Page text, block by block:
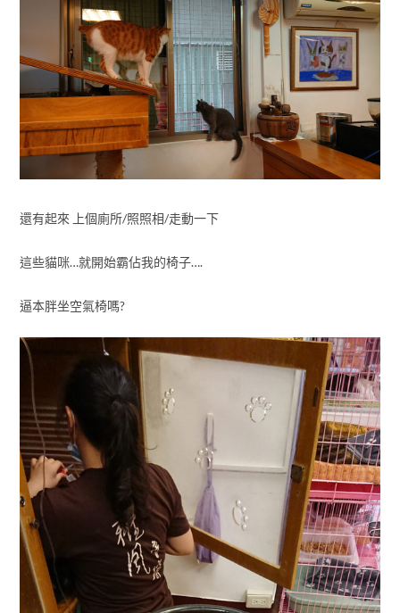
還有起來 上個廁所/照照相/走動一下
這些貓咪…就開始霸佔我的椅子….
逼本胖坐空氣椅嗎?